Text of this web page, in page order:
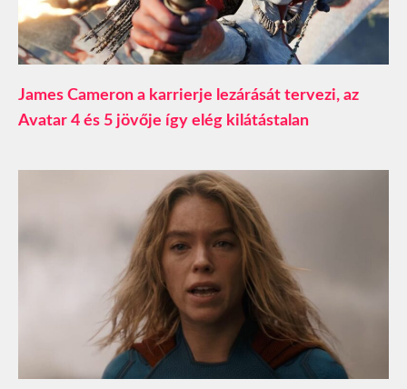
James Cameron a karrierje lezárását tervezi, az
Avatar 4 és 5 jövője így elég kilátástalan